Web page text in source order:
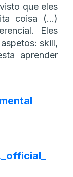
que eles
coisa (…)
Eles
skill,
aprender